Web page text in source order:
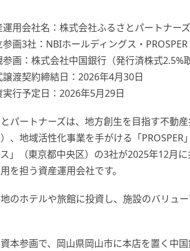
運用会社名：株式会社ふるさとパートナーズ
参画3社：NBIホールディングス・
画：株式会社中国銀行（発行済株式2.5%
譲渡契約締結日：2026年4月30日
実行予定日：2026年5月29日
パートナーズは、地方創生を目指す不動
、地域活性化事業を手がける「
」（東京都中央区）の3社が2025年12月
を担う資産運用会社です。
のホテルや旅館に投資し、施設のバリュ
本参画で、岡山県岡山市に本店を置く中